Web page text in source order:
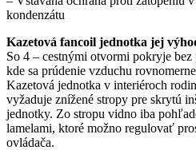
kondenzátu
Kazetová fancoil jednotka jej
So 4 – cestnými otvormi pokryje
kde sa prúdenie vzduchu
Kazetová jednotka v interiéroch
vyžaduje znížené stropy pre skrytú
jednotky. Zo stropu vidno iba
lamelami, ktoré možno regulovať
ovládača.